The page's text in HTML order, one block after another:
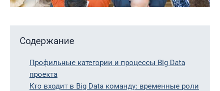
Содержание
Профильные категории и процессы Big Data
проекта
Кто входит в Big Data команду: временные роли